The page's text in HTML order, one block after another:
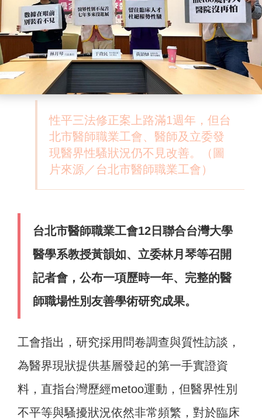
性平三法修正案上路滿1週年，但台
北市醫師職業工會、醫師及立委發
現醫界性騷狀況仍不見改善。（圖
片來源／台北市醫師職業工會）
台北市醫師職業工會12日聯合台灣大學
醫學系教授黃韻如、立委林月琴等召開
記者會，公布一項歷時一年、完整的醫
師職場性別友善學術研究成果。
工會指出，研究採用問卷調查與質性訪談，
為醫界現狀提供基層發起的第一手實證資
料，直指台灣歷經metoo運動，但醫界性別
不平等與騷擾狀況依然非常頻繁，對於臨床